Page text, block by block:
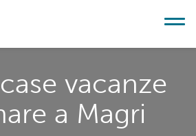
vacanze
a Magri